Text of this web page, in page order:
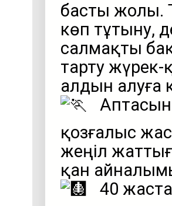
басты жолы.
көп тұтыну,
салмақты
тарту
алдын алуға
қозғалыс
жеңіл
қан
40